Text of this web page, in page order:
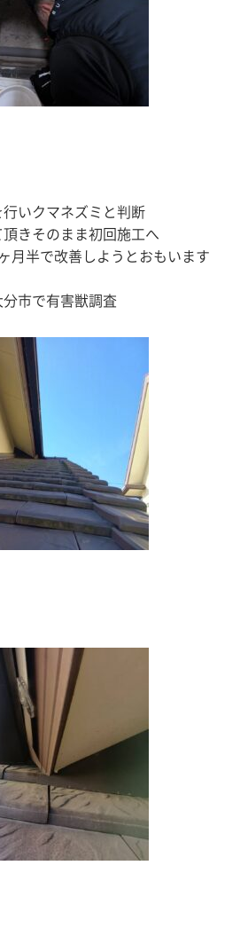
いクマネズミと判断
きそのまま初回施工へ
月半で改善しようとおもいます
市で有害獣調査